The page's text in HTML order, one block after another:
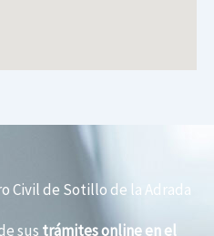
Civil de Sotillo de la Adrada
sus trámites online en el